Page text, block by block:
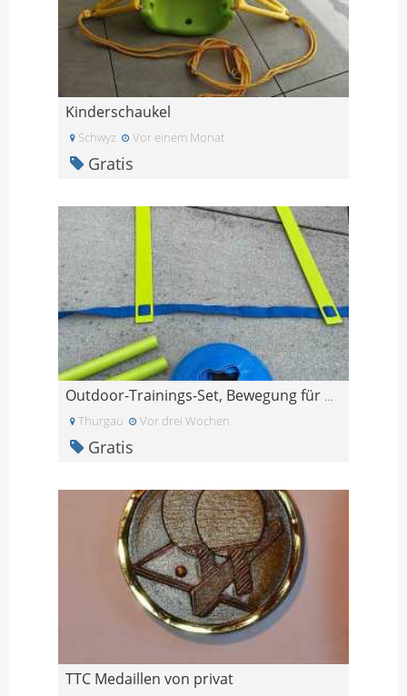
Kinderschaukel
Schwyz Vor einem Monat
Gratis
Outdoor-Trainings-Set, Bewegung für Kinder im Gart
Thurgau Vor drei Wochen
Gratis
TTC Medaillen von privat